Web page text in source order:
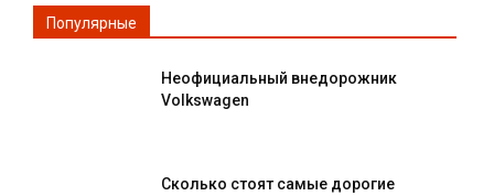
Популярные
Неофициальный внедорожник
Volkswagen
Сколько стоят самые дорогие